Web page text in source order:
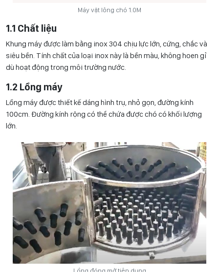
Máy vặt lông chó 1.0M
1.1 Chất liệu
Khung máy được làm bằng inox 304 chịu lực lớn, cứng, chắc và
siêu bền. Tính chất của loại inox này là bền màu, không hoen gỉ
dù hoạt động trong môi trường nước.
1.2 Lồng máy
Lồng máy được thiết kế dáng hình trụ, nhỏ gọn, đường kính
100cm. Đường kính rộng có thể chứa được chó có khối lượng
lớn.